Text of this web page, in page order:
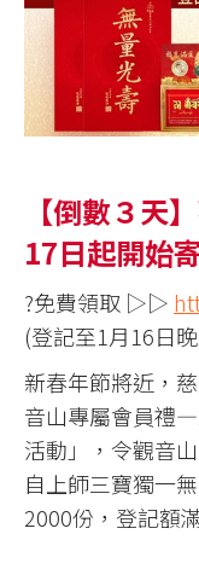
【倒數３天
17日起開始
?免費領取 ▷▷
(登記至1月16日
新春年節將近，
音山專屬會員禮
活動」，令觀音
自上師三寶獨一
2000份，登記額